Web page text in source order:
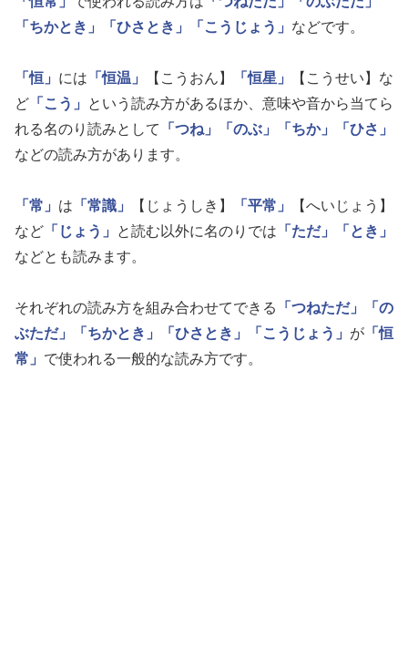
「ちかとき」
「ひさとき」 「こうじょう」 などです。
「恒」 には 「恒温」 【こうおん】 「恒星」
【こうせい】な
ど 「こう」
という読み方があるほか、意味や音から当てら
れる名のり読みとして
「つね」 「のぶ」 「ちか」
「ひさ」
などの読み方があります。
「常」 は 「常識」 【じょうしき】 「平常」
【へいじょう】
など 「じょう」 と読む以外に名のりでは 「ただ」
「とき」
などとも読みます。
それぞれの読み方を組み合わせてできる 「つねただ」
「の
ぶただ」
「ちかとき」 「ひさとき」 「こうじょう」 が 「恒
常」 で使われる一般的な読み方です。